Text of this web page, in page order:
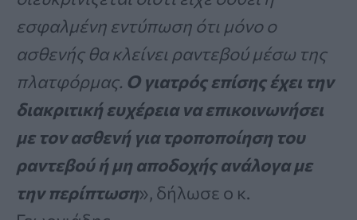
εσφαλμένη εντύπωση ότι μόνο ο
ασθενής θα κλείνει ραντεβού μέσω της
πλατφόρμας. Ο γιατρός επίσης έχει την
διακριτική ευχέρεια να επικοινωνήσει
με τον ασθενή για τροποποίηση του
ραντεβού ή μη αποδοχής ανάλογα με
την περίπτωση», δήλωσε ο κ.